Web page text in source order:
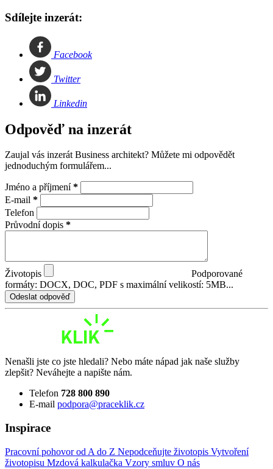
Sdílejte inzerát:
Facebook
Twitter
Linkedin
Odpověď na inzerát
Zaujal vás inzerát Business architekt? Můžete mi odpovědět
jednoduchým formulářem...
Jméno a příjmení *
E-mail *
Telefon
Průvodní dopis *
Životopis
Podporované
formáty: DOCX, DOC, PDF s maximální velikostí: 5MB...
Odeslat odpověď
Nenašli jste co jste hledali? Nebo máte nápad jak naše služby
zlepšit? Neváhejte a napište nám.
Telefon 728 800 890
E-mail podpora@praceklik.cz
Inspirace
Pracovní pohovor od A do Z Nepodceňujte životopis Vytvoření
životopisu Mzdová kalkulačka Vzory smluv O nás